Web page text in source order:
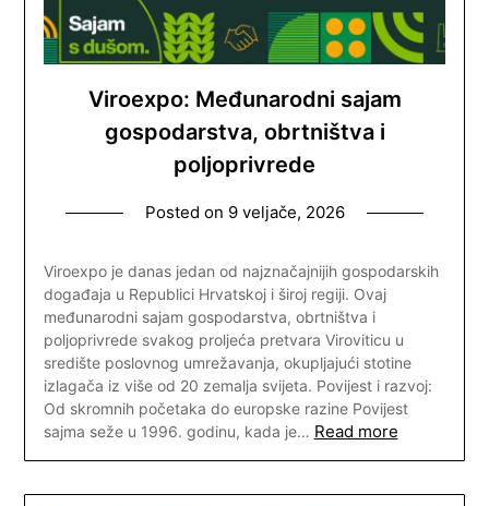
Viroexpo: Međunarodni sajam
gospodarstva, obrtništva i
poljoprivrede
Posted on 9 veljače, 2026
Viroexpo je danas jedan od najznačajnijih gospodarskih
događaja u Republici Hrvatskoj i široj regiji. Ovaj
međunarodni sajam gospodarstva, obrtništva i
poljoprivrede svakog proljeća pretvara Viroviticu u
središte poslovnog umrežavanja, okupljajući stotine
izlagača iz više od 20 zemalja svijeta. Povijest i razvoj:
Od skromnih početaka do europske razine Povijest
sajma seže u 1996. godinu, kada je… Read more